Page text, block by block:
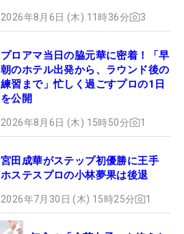
2026年8月6日 (木) 11時36分 3
プロアマ当日の脇元華に密着！「早
朝のホテル出発から、ラウンド後の
練習まで」忙しく過ごすプロの1日
を公開
2026年8月6日 (木) 15時50分 1
宮田成華がステップ初優勝に王手
ホステスプロの小林夢果は後退
2026年7月30日 (木) 15時25分 1